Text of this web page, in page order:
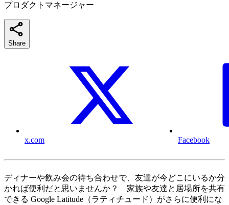
プロダクトマネージャー
Share
x.com Facebook
ディナーや飲み会の待ち合わせで、友達が今どこにいるか分
かれば便利だと思いませんか？ 家族や友達と居場所を共有
できる Google Latitude（ラティチュード）がさらに便利にな